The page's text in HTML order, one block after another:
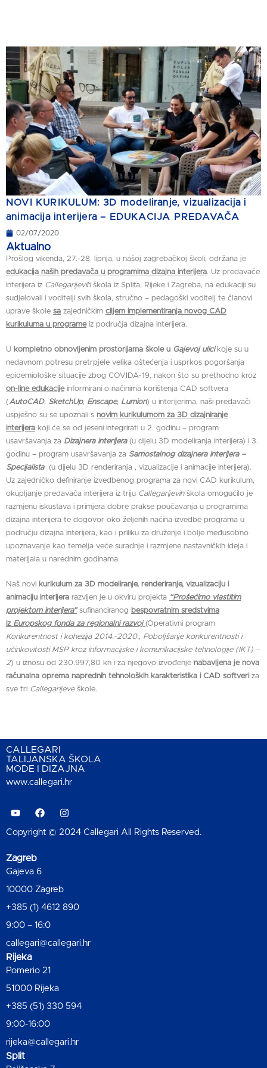
NOVI KURIKULUM: 3D modeliranje, vizualizacija i
animacija interijera – EDUKACIJA PREDAVAČA
02/07/2020
Aktualno
Prošlog vikenda, 27.-28. lipnja, u našoj zagrebačkoj školi, održana je
edukacija naših predavača u programima dizajna interijera. Uz predavače
interijera iz Callegarijevihškola iz Splita, Rijeke i Zagreba, na edukaciji su
sudjelovali i voditelji svih škola, stručno – pedagoški voditelj te članovi
uprave škole sa zajedničkim ciljem implementiranja novog CAD
kurikuluma u programeiz područja dizajna interijera.
U kompletno obnovljenim prostorijama škole u Gajevoj ulicikoje su u
nedavnom potresu pretrpjele velika oštećenja i usprkos pogoršanja
epidemiološke situacije zbog COVIDA-19, nakon što su prethodno kroz
on-line edukacijeinformirani o načinima korištenja CAD softvera
(AutoCAD, SketchUp, Enscape, Lumion) u interijerima, naši predavači
uspješno su se upoznali s novim kurikulumom za 3D dizajniranje
interijera koji će se od jeseni integrirati u 2. godinu – program
usavršavanja za Dizajnera interijera (u dijelu 3D modeliranja interijera) i 3.
godinu – program usavršavanja za Samostalnog dizajnera interijera –
Specijalista (u dijelu 3D renderiranja , vizualizacije i animacije interijera).
Uz zajedničko definiranje izvedbenog programa za novi CAD kurikulum,
okupljanje predavača interijera iz triju Callegarijevihškola omogućilo je
razmjenu iskustava i primjera dobre prakse poučavanja u programima
dizajna interijera te dogovor oko željenih načina izvedbe programa u
području dizajna interijera, kao i priliku za druženje i bolje međusobno
upoznavanje kao temelja veće suradnje i razmjene nastavničkih ideja i
materijala u narednim godinama.
Naš novi kurikulum za 3D modeliranje, renderiranje, vizualizaciju i
animaciju interijera razvijen je u okviru projekta “Prošećimo vlastitim
projektom interijera” sufinanciranog bespovratnim sredstvima
izEuropskog fonda za regionalni razvoj(Operativni program
Konkurentnost i kohezija 2014.-2020., Poboljšanje konkurentnosti i
učinkovitosti MSP kroz informacijske i komunikacijske tehnologije (IKT) –
2) u iznosu od 230.997,80 kn i za njegovo izvođenje nabavljena je nova
računalna oprema naprednih tehnoloških karakteristika i CAD softveri za
sve tri Callegarijeveškole.
CALLEGARI
TALIJANSKA ŠKOLA
MODE I DIZAJNA
www.callegari.hr
Copyright © 2024 Callegari All Rights Reserved.
Zagreb
Gajeva 6
10000 Zagreb
+385 (1) 4612 890
9:00 – 16:0
callegari@callegari.hr
Rijeka
Pomerio 21
51000 Rijeka
+385 (51) 330 594
9:00-16:00
rijeka@callegari.hr
Split